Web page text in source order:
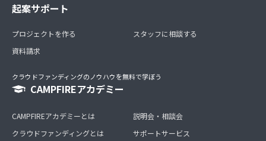
起案サポート
プロジェクトを作る
資料請求
スタッフに相談する
クラウドファンディングのノウハウを無料で学ぼう
CAMPFIREアカデミー
CAMPFIREアカデミーとは
クラウドファンディングとは
説明会・相談会
サポートサービス